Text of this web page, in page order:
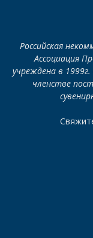
Российская
Ассоциация
учреждена в
членстве